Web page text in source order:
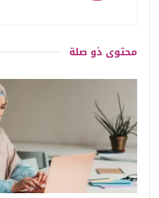
محتوى ذو صلة